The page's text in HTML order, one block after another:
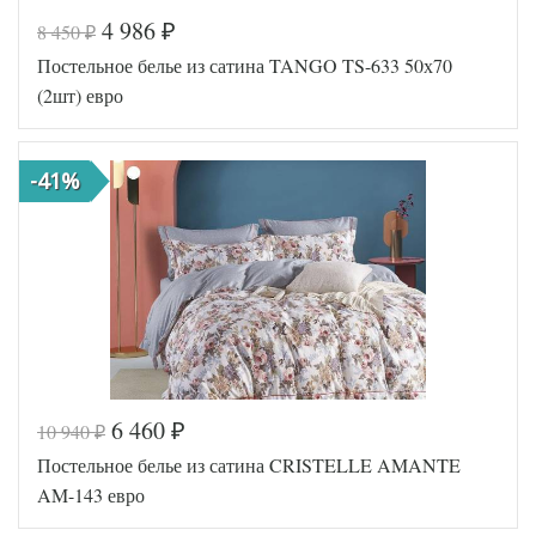
Код товара
514-879
Артикул
TT1480
Ткань
Размер
200х220
Размер
простыни
50х70
(2шт)
Tango
(Китай)
Код товара
514-916
Артикул
TT1487
Ткань
8 450₽ 4 986 ₽
Постельное белье из сатина TANGO TS-633 50х70
(2шт) евро
-41%
10 940₽ 6 460 ₽
Постельное белье из сатина CRISTELLE AMANTE
AM-143 евро